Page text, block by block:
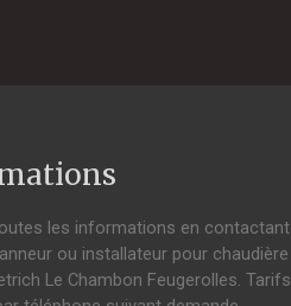
les informations en contactant
ou installateur pour chaudière
Le Chambon Feugerolles. Tarifs